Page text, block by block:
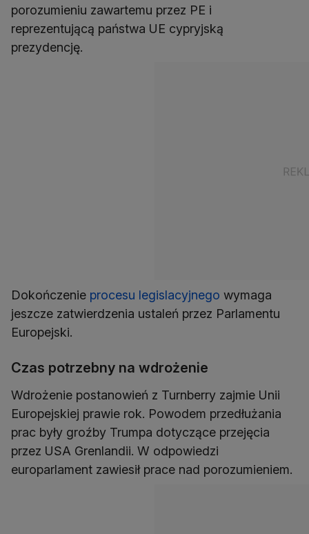
porozumieniu zawartemu przez PE i
reprezentującą państwa UE cypryjską
prezydencję.
Dokończenie procesu legislacyjnego wymaga
jeszcze zatwierdzenia ustaleń przez Parlamentu
Europejski.
Czas potrzebny na wdrożenie
Wdrożenie postanowień z Turnberry zajmie Unii
Europejskiej prawie rok. Powodem przedłużania
prac były groźby Trumpa dotyczące przejęcia
przez USA Grenlandii. W odpowiedzi
europarlament zawiesił prace nad porozumieniem.